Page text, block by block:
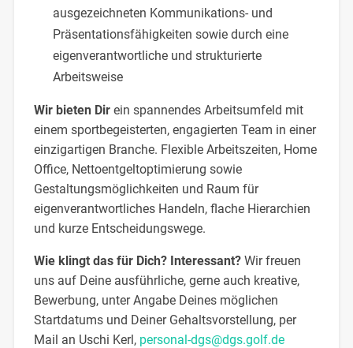
ausgezeichneten Kommunikations- und
Präsentationsfähigkeiten sowie durch eine
eigenverantwortliche und strukturierte
Arbeitsweise
Wir bieten Direin spannendes Arbeitsumfeld mit
einem sportbegeisterten, engagierten Team in einer
einzigartigen Branche. Flexible Arbeitszeiten, Home
Office, Nettoentgeltoptimierung sowie
Gestaltungsmöglichkeiten und Raum für
eigenverantwortliches Handeln, flache Hierarchien
und kurze Entscheidungswege.
Wie klingt das für Dich? Interessant?Wir freuen
uns auf Deine ausführliche, gerne auch kreative,
Bewerbung, unter Angabe Deines möglichen
Startdatums und Deiner Gehaltsvorstellung, per
Mail an Uschi Kerl, personal-dgs@dgs.golf.de